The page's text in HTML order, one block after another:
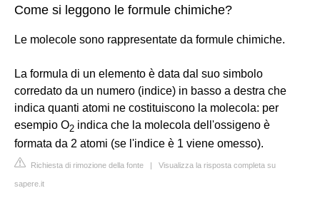
Come si leggono le formule chimiche?
Le molecole sono rappresentate da formule chimiche.
La formula di un elemento è data dal suo simbolo
corredato da un numero (indice) in basso a destra che
indica quanti atomi ne costituiscono la molecola: per
esempio O2 indica che la molecola dell'ossigeno è
formata da 2 atomi (se l'indice è 1 viene omesso).
Richiesta di rimozione della fonte | Visualizza la risposta completa su
sapere.it